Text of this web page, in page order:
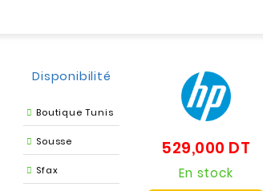
Disponibilité
Boutique Tunis
Sousse
Sfax
529,000 DT
En stock